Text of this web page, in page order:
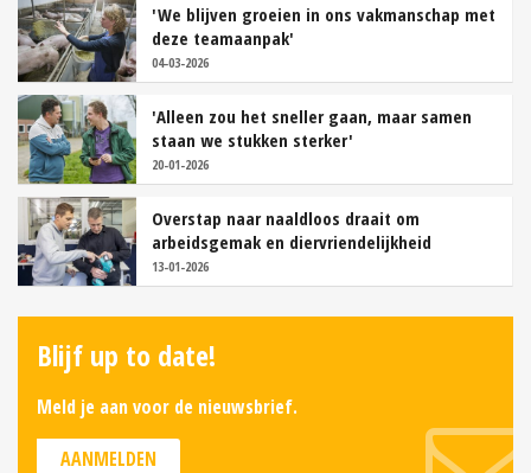
'We blijven groeien in ons vakmanschap met
deze teamaanpak'
04-03-2026
'Alleen zou het sneller gaan, maar samen
staan we stukken sterker'
20-01-2026
Overstap naar naaldloos draait om
arbeidsgemak en diervriendelijkheid
13-01-2026
Blijf up to date!
Meld je aan voor de nieuwsbrief.
AANMELDEN